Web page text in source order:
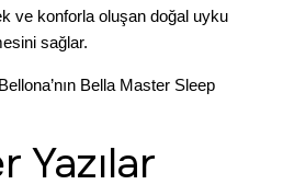
ve konforla oluşan doğal uyku
sağlar.
Bella Master Sleep
Yazılar